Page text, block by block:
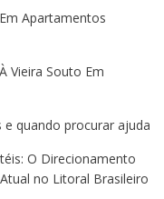
Apartamentos
Vieira Souto Em
quando procurar ajuda
O Direcionamento
no Litoral Brasileiro